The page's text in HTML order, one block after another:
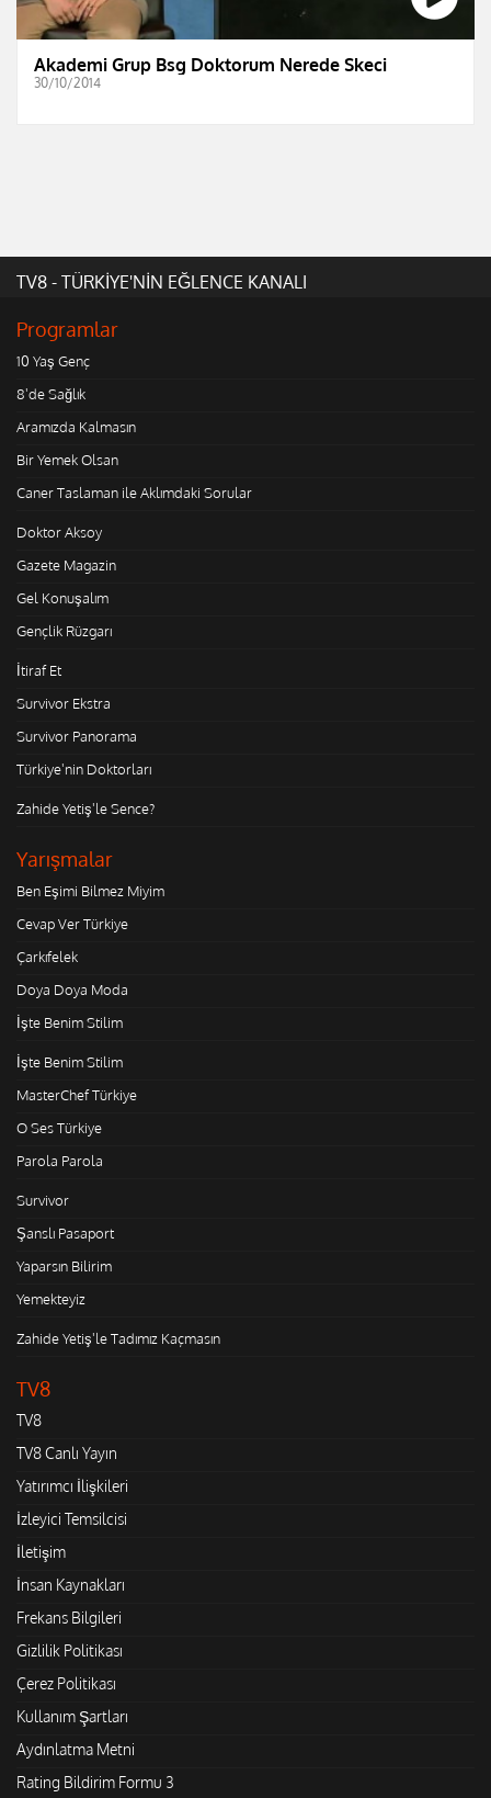
Akademi Grup Bsg Doktorum Nerede Skeci
30/10/2014
TV8 - TÜRKİYE'NİN EĞLENCE KANALI
Programlar
10 Yaş Genç
8'de Sağlık
Aramızda Kalmasın
Bir Yemek Olsan
Caner Taslaman ile Aklımdaki Sorular
Doktor Aksoy
Gazete Magazin
Gel Konuşalım
Gençlik Rüzgarı
İtiraf Et
Survivor Ekstra
Survivor Panorama
Türkiye'nin Doktorları
Zahide Yetiş'le Sence?
Yarışmalar
Ben Eşimi Bilmez Miyim
Cevap Ver Türkiye
Çarkıfelek
Doya Doya Moda
İşte Benim Stilim
İşte Benim Stilim
MasterChef Türkiye
O Ses Türkiye
Parola Parola
Survivor
Şanslı Pasaport
Yaparsın Bilirim
Yemekteyiz
Zahide Yetiş'le Tadımız Kaçmasın
TV8
TV8
TV8 Canlı Yayın
Yatırımcı İlişkileri
İzleyici Temsilcisi
İletişim
İnsan Kaynakları
Frekans Bilgileri
Gizlilik Politikası
Çerez Politikası
Kullanım Şartları
Aydınlatma Metni
Rating Bildirim Formu 3